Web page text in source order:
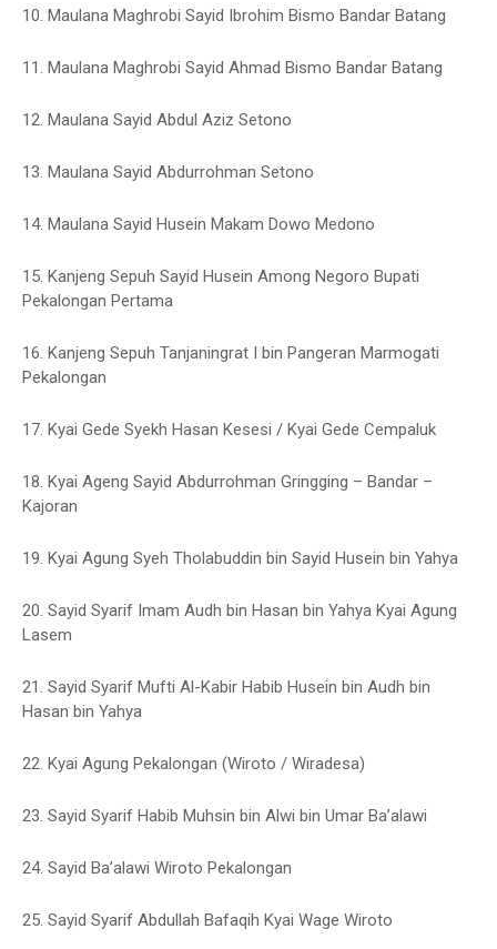
10. Maulana Maghrobi Sayid Ibrohim Bismo Bandar Batang
11. Maulana Maghrobi Sayid Ahmad Bismo Bandar Batang
12. Maulana Sayid Abdul Aziz Setono
13. Maulana Sayid Abdurrohman Setono
14. Maulana Sayid Husein Makam Dowo Medono
15. Kanjeng Sepuh Sayid Husein Among Negoro Bupati
Pekalongan Pertama
16. Kanjeng Sepuh Tanjaningrat I bin Pangeran Marmogati
Pekalongan
17. Kyai Gede Syekh Hasan Kesesi / Kyai Gede Cempaluk
18. Kyai Ageng Sayid Abdurrohman Gringging – Bandar –
Kajoran
19. Kyai Agung Syeh Tholabuddin bin Sayid Husein bin Yahya
20. Sayid Syarif Imam Audh bin Hasan bin Yahya Kyai Agung
Lasem
21. Sayid Syarif Mufti Al-Kabir Habib Husein bin Audh bin
Hasan bin Yahya
22. Kyai Agung Pekalongan (Wiroto / Wiradesa)
23. Sayid Syarif Habib Muhsin bin Alwi bin Umar Ba’alawi
24. Sayid Ba’alawi Wiroto Pekalongan
25. Sayid Syarif Abdullah Bafaqih Kyai Wage Wiroto